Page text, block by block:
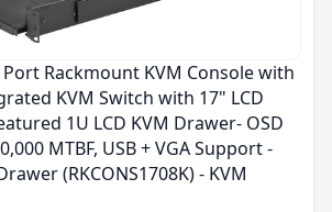
Rackmount KVM Console with
KVM Switch with 17" LCD
1U LCD KVM Drawer- OSD
MTBF, USB + VGA Support -
(RKCONS1708K) - KVM